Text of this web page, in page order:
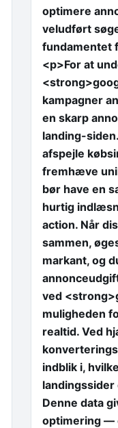
optimere
veludført
fundamentet
<p>For at
kampagner
en skarp
landing-
afspejle
fremhæve
bør have en
hurtig
action. Når
sammen,
markant, og
ved
muligheden
realtid. Ved
indblik i,
Denne data
optimering —